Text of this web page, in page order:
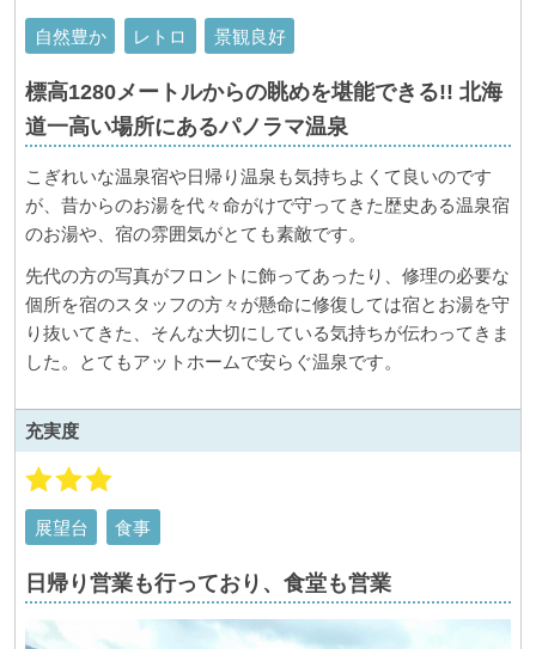
自然豊か レトロ 景観良好
標高1280メートルからの眺めを堪能できる!! 北海
道一高い場所にあるパノラマ温泉
こぎれいな温泉宿や日帰り温泉も気持ちよくて良いのです
が、昔からのお湯を代々命がけで守ってきた歴史ある温泉宿
のお湯や、宿の雰囲気がとても素敵です。
先代の方の写真がフロントに飾ってあったり、修理の必要な
個所を宿のスタッフの方々が懸命に修復しては宿とお湯を守
り抜いてきた、そんな大切にしている気持ちが伝わってきま
した。とてもアットホームで安らぐ温泉です。
充実度
展望台 食事
日帰り営業も行っており、食堂も営業